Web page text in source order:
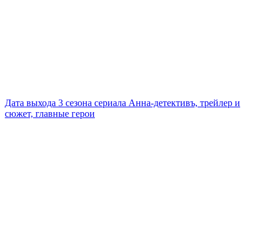
Дата выхода 3 сезона сериала Анна-детективъ, трейлер и
сюжет, главные герои